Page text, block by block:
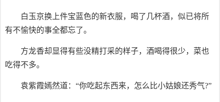
白玉京换上件宝蓝色的新衣服，喝了几杯酒，似已将所
有不愉快的事全都忘了。
方龙香却显得有些没精打采的样子，酒喝得很少，菜也
吃得不多。
袁紫霞嫣然道：“你吃起东西来，怎么比小姑娘还秀气?”